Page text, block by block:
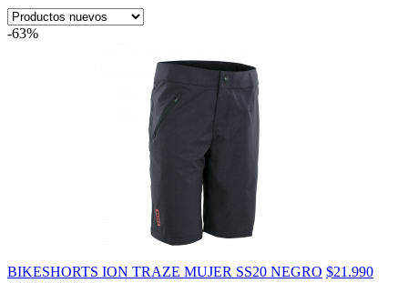
-63%
BIKESHORTS ION TRAZE MUJER SS20 NEGRO $21.990